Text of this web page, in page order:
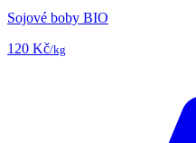
Sojové boby BIO
120 Kč/kg